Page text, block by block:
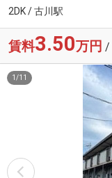
2DK / 古川駅
賃料3.50万円 /
1 /11